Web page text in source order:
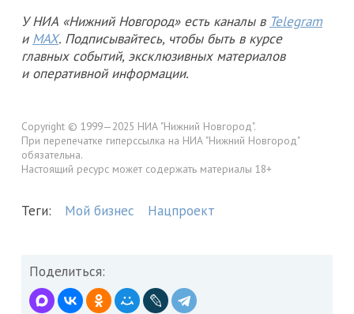
У НИА «Нижний Новгород» есть каналы в Telegram
и MAX. Подписывайтесь, чтобы быть в курсе
главных событий, эксклюзивных материалов
и оперативной информации.
Copyright © 1999—2025 НИА "Нижний Новгород".
При перепечатке гиперссылка на НИА "Нижний Новгород"
обязательна.
Настоящий ресурс может содержать материалы 18+
Теги: Мой бизнес Нацпроект
Поделиться: